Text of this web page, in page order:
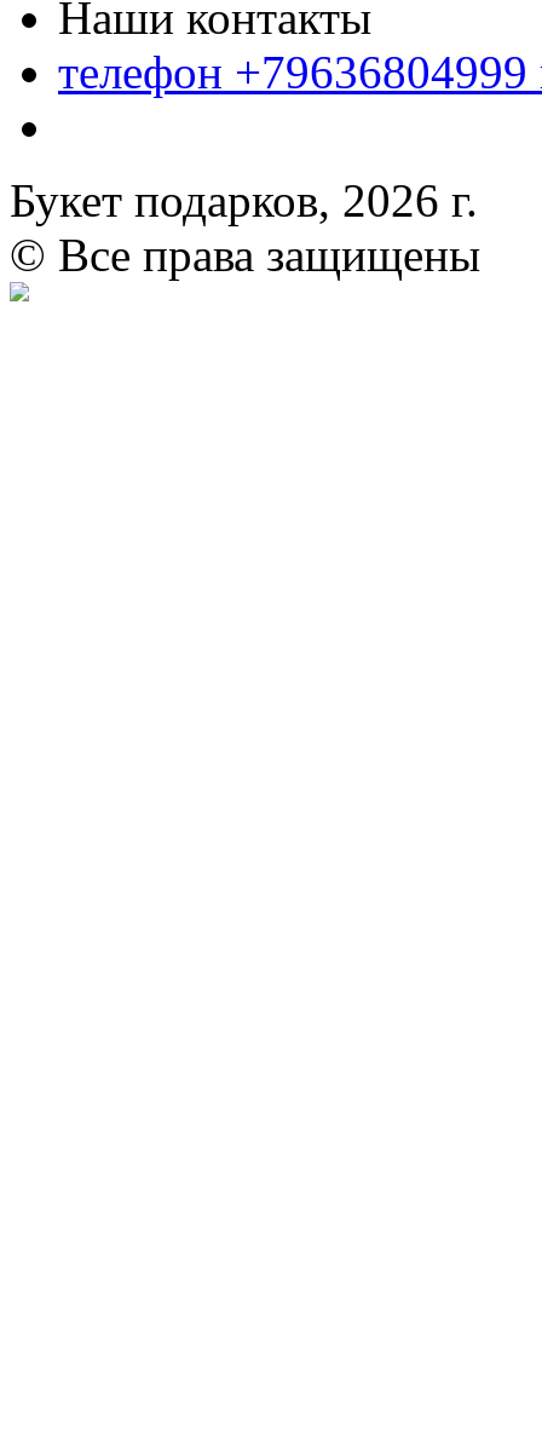
Наши контакты
телефон
Букет подарков, 2026 г.
© Все права защищены